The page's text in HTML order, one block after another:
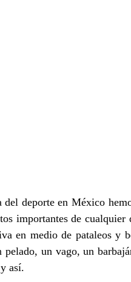
deporte en México
importantes de
en medio de pataleos y
pelado, un vago, un
así.